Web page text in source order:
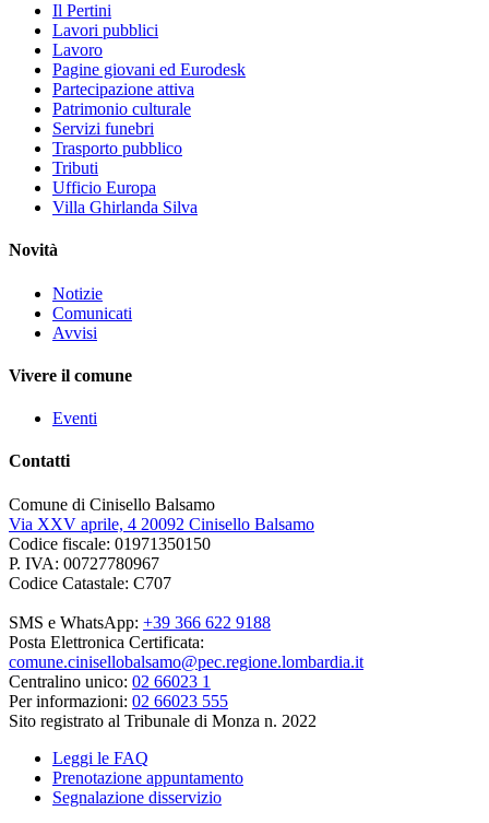
Il Pertini
Lavori pubblici
Lavoro
Pagine giovani ed Eurodesk
Partecipazione attiva
Patrimonio culturale
Servizi funebri
Trasporto pubblico
Tributi
Ufficio Europa
Villa Ghirlanda Silva
Novità
Notizie
Comunicati
Avvisi
Vivere il comune
Eventi
Contatti
Comune di Cinisello Balsamo
Via XXV aprile, 4 20092 Cinisello Balsamo
Codice fiscale: 01971350150
P. IVA: 00727780967
Codice Catastale: C707
SMS e WhatsApp: +39 366 622 9188
Posta Elettronica Certificata:
comune.cinisellobalsamo@pec.regione.lombardia.it
Centralino unico: 02 66023 1
Per informazioni: 02 66023 555
Sito registrato al Tribunale di Monza n. 2022
Leggi le FAQ
Prenotazione appuntamento
Segnalazione disservizio